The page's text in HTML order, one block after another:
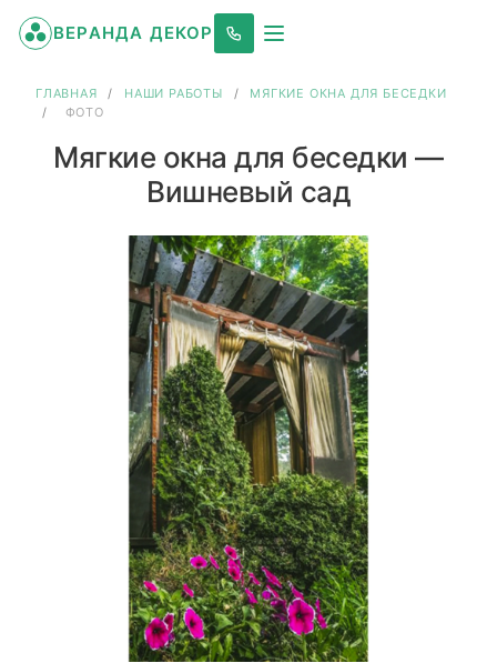
ВЕРАНДА ДЕКОР
ГЛАВНАЯ / НАШИ РАБОТЫ /
МЯГКИЕ ОКНА ДЛЯ БЕСЕДКИ
/
ФОТО
Мягкие окна для беседки —
Вишневый сад